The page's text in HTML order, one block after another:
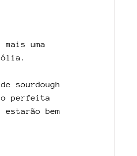
uma
sourdough
perfeita
estarão bem